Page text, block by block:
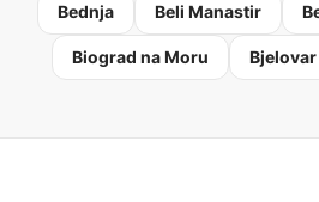
Bednja Beli Manastir
Biograd na Moru Bjelovar